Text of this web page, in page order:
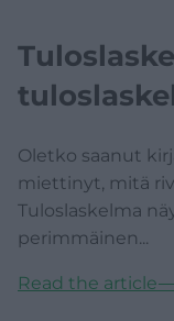
Oletko saanut
miettinyt, mitä
Tuloslaskelma
perimmäinen...
Read the article